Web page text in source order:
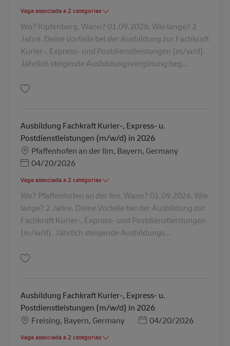
Vaga associada a 2 categorias
Wo? Kipfenberg. Wann? 01.09.2026. Wie lange? 2
Jahre. Deine Vorteile bei der Ausbildung zur Fachkraft
Kurier-, Express- und Postdienstleistungen (m/w/d).
Jährlich steigende Ausbildungsvergütung beg...
Ausbildung Fachkraft Kurier-, Express- u.
Postdienstleistungen (m/w/d) in 2026
Localização
Pfaffenhofen an der Ilm, Bayern, Germany
Posted Date
04/20/2026
Vaga associada a 2 categorias
Wo? Pfaffenhofen an der Ilm. Wann? 01.09.2026. Wie
lange? 2 Jahre. Deine Vorteile bei der Ausbildung zur
Fachkraft Kurier-, Express- und Postdienstleistungen
(m/w/d). Jährlich steigende Ausbildungs...
Ausbildung Fachkraft Kurier-, Express- u.
Postdienstleistungen (m/w/d) in 2026
Localização
Freising, Bayern, Germany Posted Date
04/20/2026
Vaga associada a 2 categorias